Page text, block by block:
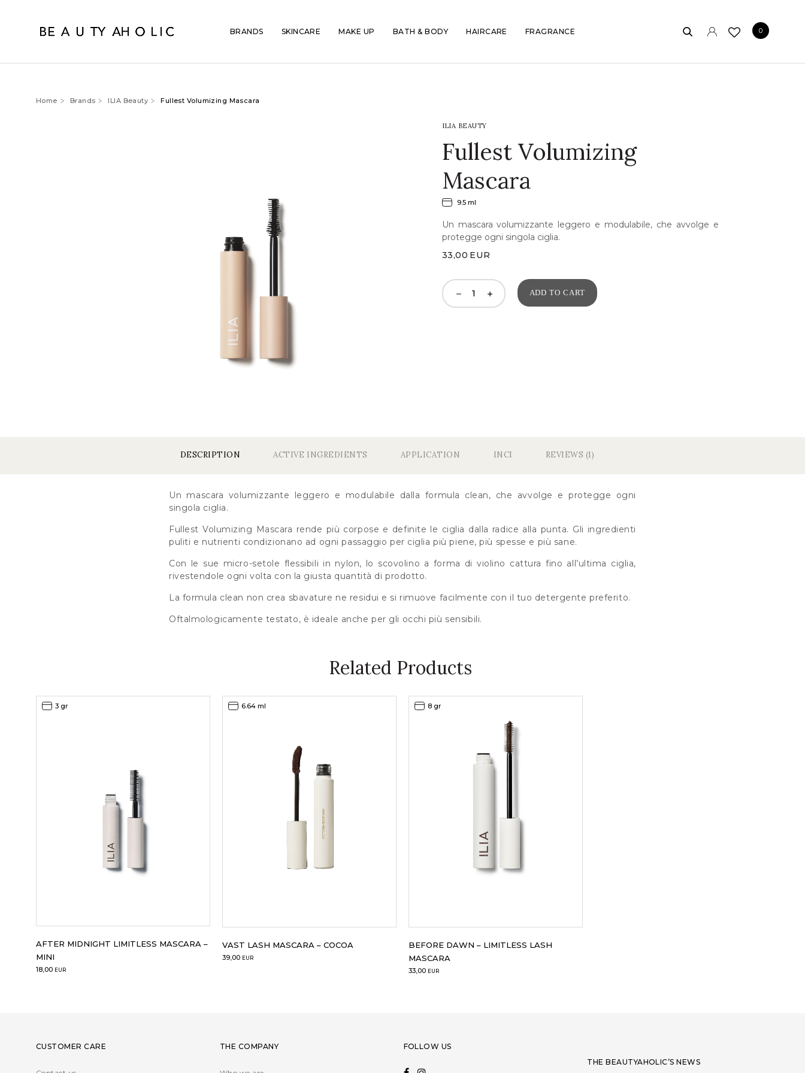
0
BRANDS SKINCARE MAKE UP BATH & BODY HAIRCARE FRAGRANCE
Home Brands ILIA Beauty Fullest Volumizing Mascara
ILIA BEAUTY
Fullest Volumizing
Mascara
9.5 ml
Un mascara volumizzante leggero e modulabile, che avvolge e
protegge ogni singola ciglia.
33,00 EUR
ADD TO CART
DESCRIPTION ACTIVE INGREDIENTS APPLICATION INCI REVIEWS (1)
Un mascara volumizzante leggero e modulabile dalla formula clean, che avvolge e protegge ogni
singola ciglia.
Fullest Volumizing Mascara rende più corpose e definite le ciglia dalla radice alla punta. Gli ingredienti
puliti e nutrienti condizionano ad ogni passaggio per ciglia più piene, più spesse e più sane.
Con le sue micro-setole flessibili in nylon, lo scovolino a forma di violino cattura fino all’ultima ciglia,
rivestendole ogni volta con la giusta quantità di prodotto.
La formula clean non crea sbavature ne residui e si rimuove facilmente con il tuo detergente preferito.
Oftalmologicamente testato, è ideale anche per gli occhi più sensibili.
Related Products
3 gr
AFTER MIDNIGHT LIMITLESS MASCARA –
MINI
18,00 EUR
6.64 ml
VAST LASH MASCARA – COCOA
39,00 EUR
8 gr
BEFORE DAWN – LIMITLESS LASH
MASCARA
33,00 EUR
CUSTOMER CARE THE COMPANY
FOLLOW US
THE BEAUTYAHOLIC’S NEWS